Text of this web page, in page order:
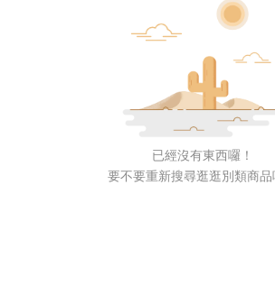
已經沒有東西囉！
要不要重新搜尋逛逛別類商品